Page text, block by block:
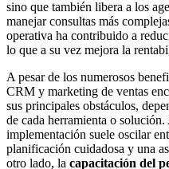
sino que también libera a los
manejar consultas más
operativa ha contribuido a
lo que a su vez mejora la
A pesar de los numerosos
CRM y marketing de ventas
sus principales obstáculos,
de cada herramienta o
implementación suele oscilar
planificación cuidadosa y una
otro lado, la capacitación del